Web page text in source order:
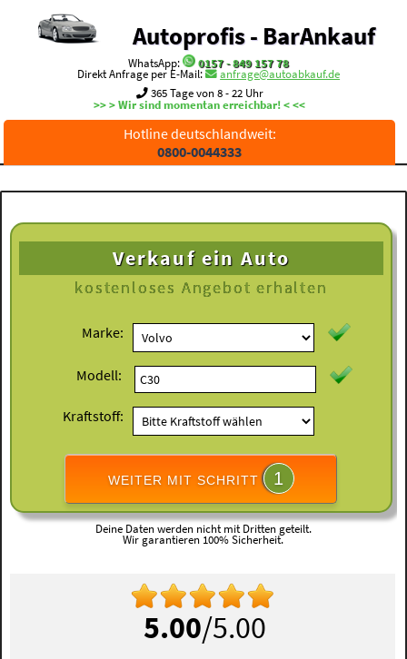
Autoprofis - BarAnkauf
WhatsApp:
0157 - 849 157 78
Direkt Anfrage per E-Mail:
anfrage@autoabkauf.de
365 Tage von 8 - 22 Uhr
>> > Wir sind momentan erreichbar! < <<
Hotline deutschlandweit:
0800-0044333
Verkauf ein Auto
kostenloses Angebot erhalten
Marke:
Modell:
Kraftstoff:
WEITER MIT SCHRITT 1
Deine Daten werden nicht mit Dritten geteilt.
Wir garantieren 100% Sicherheit.
5.00/5.00